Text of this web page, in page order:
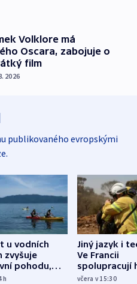
Volklore má
Oscara, zabojuje o
film
2026
publikovaného evropskými
u vodních
zvyšuje
pohodu,
h
Jiný jazyk i
Ve Francii
spolupracují
různých zemí
včera v 15:30